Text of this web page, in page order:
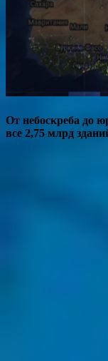
От небоскреба до
все 2,75 млрд